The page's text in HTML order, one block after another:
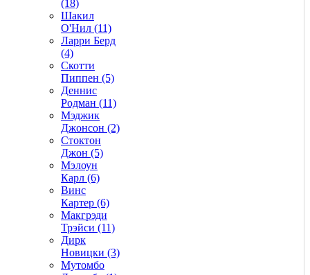
(18)
Шакил
О'Нил (11)
Ларри Берд
(4)
Скотти
Пиппен (5)
Деннис
Родман (11)
Мэджик
Джонсон (2)
Стоктон
Джон (5)
Мэлоун
Карл (6)
Винс
Картер (6)
Макгрэди
Трэйси (11)
Дирк
Новицки (3)
Мутомбо